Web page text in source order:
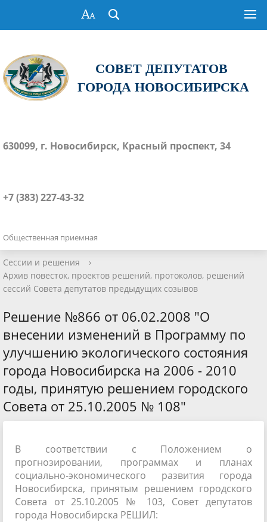
СОВЕТ ДЕПУТАТОВ
ГОРОДА НОВОСИБИРСКА
630099, г. Новосибирск, Красный проспект, 34
+7 (383) 227-43-32
Общественная приемная
Сессии и решения
›
Архив повесток, проектов решений, протоколов, решений
сессий Совета депутатов предыдущих созывов
Решение №866 от 06.02.2008 "О
внесении изменений в Программу по
улучшению экологического состояния
города Новосибирска на 2006 - 2010
годы, принятую решением городского
Совета от 25.10.2005 № 108"
В соответствии с Положением о
прогнозировании, программах и планах
социально-экономического развития города
Новосибирска, принятым решением городского
Совета от 25.10.2005 № 103, Совет депутатов
города Новосибирска РЕШИЛ: